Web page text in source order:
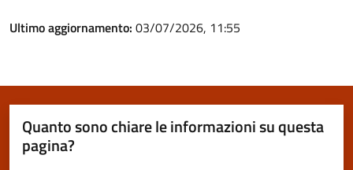
Ultimo aggiornamento: 03/07/2026, 11:55
Quanto sono chiare le informazioni su questa
pagina?